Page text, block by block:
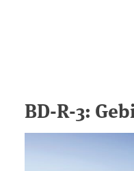
BD-R-3: